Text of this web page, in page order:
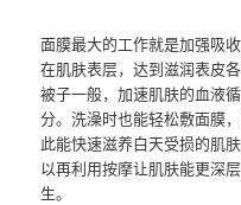
面膜最大的工作就是加强吸
在肌肤表层，达到滋润表皮
被子一般，加速肌肤的血液
分。洗澡时也能轻松敷面膜
此能快速滋养白天受损的肌
以再利用按摩让肌肤能更深
生。